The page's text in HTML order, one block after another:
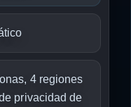
4 regiones
privacidad de